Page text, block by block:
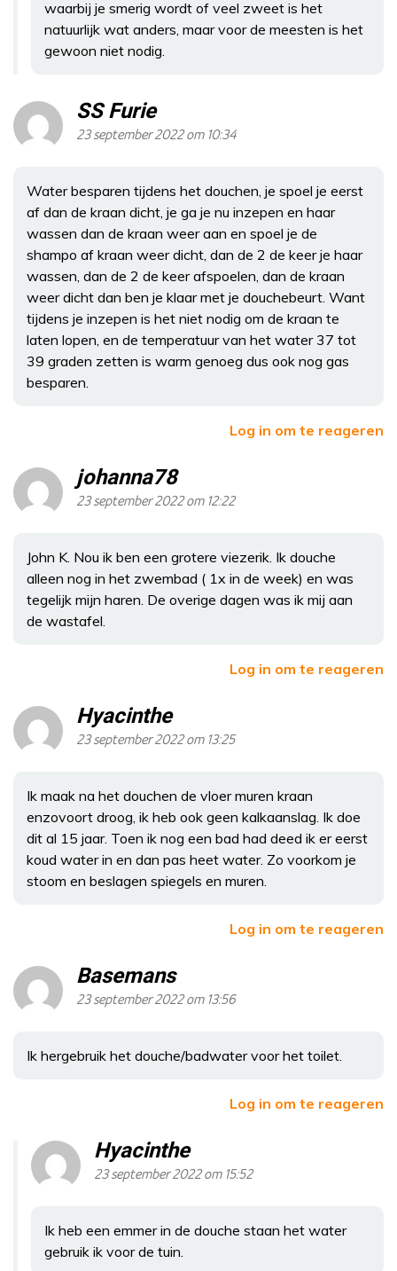
waarbij je smerig wordt of veel zweet is het
natuurlijk wat anders, maar voor de meesten is het
gewoon niet nodig.
SS Furie
23 september 2022 om 10:34
Water besparen tijdens het douchen, je spoel je eerst
af dan de kraan dicht, je ga je nu inzepen en haar
wassen dan de kraan weer aan en spoel je de
shampo af kraan weer dicht, dan de 2 de keer je haar
wassen, dan de 2 de keer afspoelen, dan de kraan
weer dicht dan ben je klaar met je douchebeurt. Want
tijdens je inzepen is het niet nodig om de kraan te
laten lopen, en de temperatuur van het water 37 tot
39 graden zetten is warm genoeg dus ook nog gas
besparen.
Log in om te reageren
johanna78
23 september 2022 om 12:22
John K. Nou ik ben een grotere viezerik. Ik douche
alleen nog in het zwembad ( 1x in de week) en was
tegelijk mijn haren. De overige dagen was ik mij aan
de wastafel.
Log in om te reageren
Hyacinthe
23 september 2022 om 13:25
Ik maak na het douchen de vloer muren kraan
enzovoort droog, ik heb ook geen kalkaanslag. Ik doe
dit al 15 jaar. Toen ik nog een bad had deed ik er eerst
koud water in en dan pas heet water. Zo voorkom je
stoom en beslagen spiegels en muren.
Log in om te reageren
Basemans
23 september 2022 om 13:56
Ik hergebruik het douche/badwater voor het toilet.
Log in om te reageren
Hyacinthe
23 september 2022 om 15:52
Ik heb een emmer in de douche staan het water
gebruik ik voor de tuin.